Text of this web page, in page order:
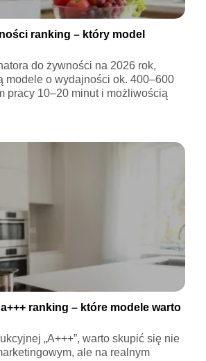
ranking – który model
do żywności na 2026 rok,
modele o wydajności ok. 400–600
pracy 10–20 minut i możliwością
ranking – które modele warto
„A+++”, warto skupić się nie
ale na realnym